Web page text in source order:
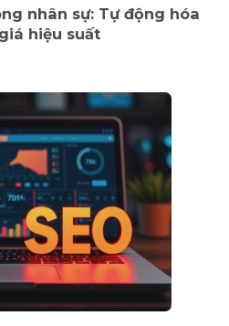
nhân sự: Tự động hóa
hiệu suất